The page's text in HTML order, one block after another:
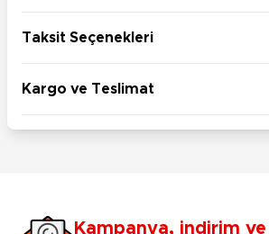
Taksit Seçenekleri
Kargo ve Teslimat
Kampanya, indirim